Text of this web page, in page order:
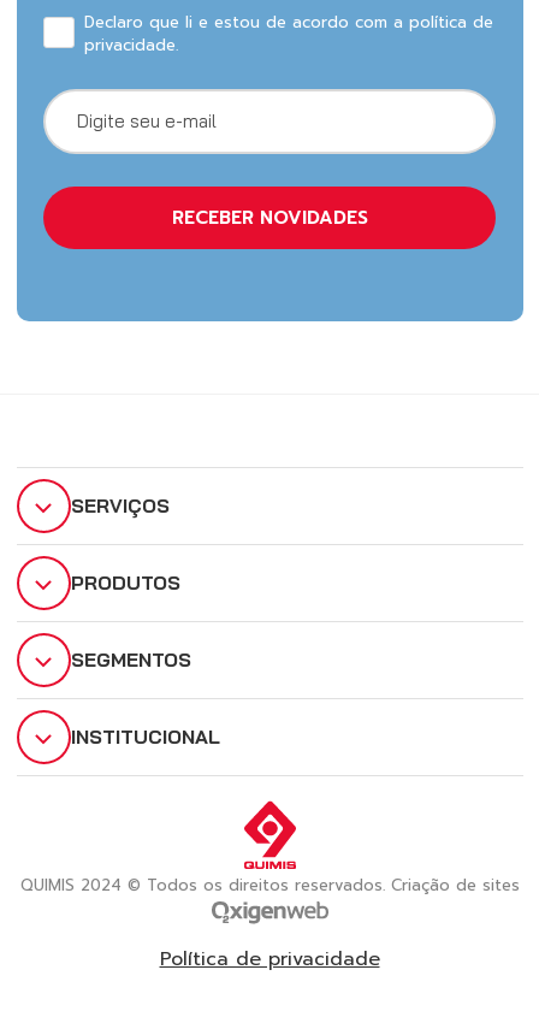
Declaro que li e estou de acordo com a política de
privacidade.
SERVIÇOS
PRODUTOS
SEGMENTOS
INSTITUCIONAL
QUIMIS 2024 © Todos os direitos reservados. Criação de sites
Política de privacidade